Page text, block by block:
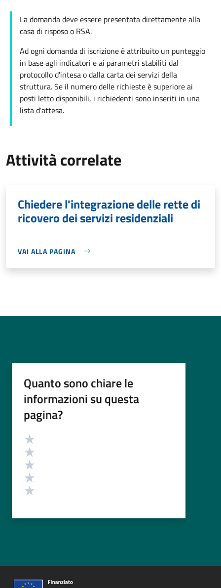
La domanda deve essere presentata direttamente alla
casa di risposo o RSA.
Ad ogni domanda di iscrizione è attribuito un punteggio
in base agli indicatori e ai parametri stabiliti dal
protocollo d'intesa o dalla carta dei servizi della
struttura. Se il numero delle richieste è superiore ai
posti letto disponibili, i richiedenti sono inseriti in una
lista d'attesa.
Attività correlate
Chiedere l'integrazione delle rette di
ricovero dei servizi residenziali
VAI ALLA PAGINA
Quanto sono chiare le
informazioni su questa
pagina?
Valutazione